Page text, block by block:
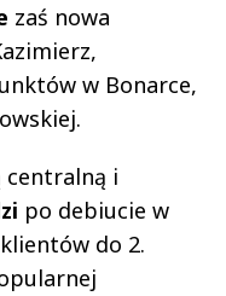
zaś nowa
w Bonarce,
centralną i
po debiucie w
do 2.